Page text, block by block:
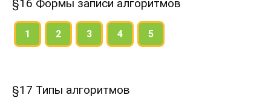
§16 Формы записи алгоритмов
1 2 3 4 5
§17 Типы алгоритмов